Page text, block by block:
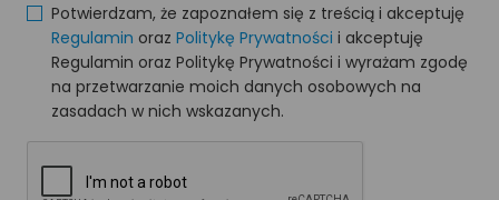
Potwierdzam, że zapoznałem się z treścią i akceptuję
Regulamin oraz Politykę Prywatności i akceptuję
Regulamin oraz Politykę Prywatności i wyrażam zgodę
na przetwarzanie moich danych osobowych na
zasadach w nich wskazanych.